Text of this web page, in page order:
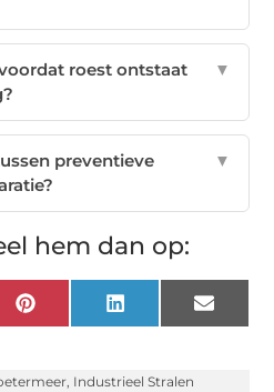
roest ontstaat
▼
preventieve
▼
hem dan op:
Pinterest LinkedIn Email
, Industrieel Stralen